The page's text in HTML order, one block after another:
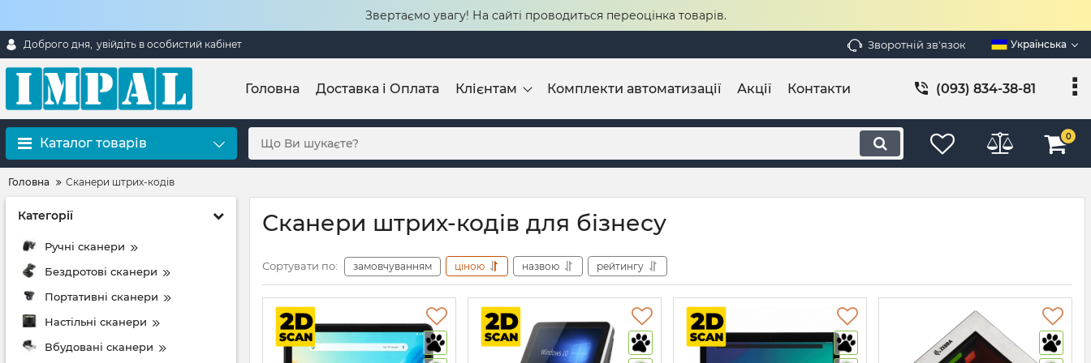
Звертаємо увагу! На сайті проводиться переоцінка товарів.
Доброго дня, увійдіть в особистий кабінет Зворотній зв'язок Українська
Головна Доставка і Оплата Клієнтам Комплекти автоматизації Акції Контакти (093) 834-38-81
Каталог товарів 0
Головна Сканери штрих-кодів
Категорії
Ручні сканери
Бездротові сканери
Портативні сканери
Настільні сканери
Вбудовані сканери
Сканери штрих-кодів для бізнесу
Сортувати по: замовчуванням ціною назвою рейтингу